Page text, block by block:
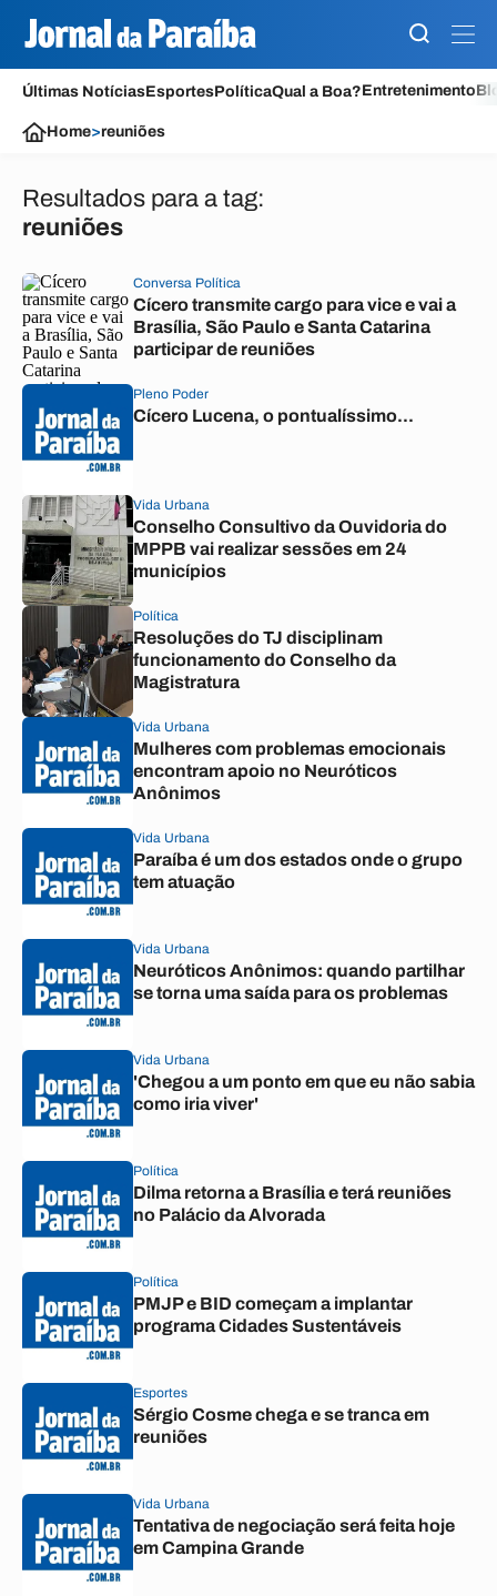
Últimas NotíciasEsportesPolíticaQual a Boa?Entretenimento
Home>reuniões
Resultados para a tag:
reuniões
Conversa Política
Cícero transmite cargo para vice e vai a
Brasília, São Paulo e Santa Catarina
participar de reuniões
Pleno Poder
Cícero Lucena, o pontualíssimo...
Vida Urbana
Conselho Consultivo da Ouvidoria do
MPPB vai realizar sessões em 24
municípios
Política
Resoluções do TJ disciplinam
funcionamento do Conselho da
Magistratura
Vida Urbana
Mulheres com problemas emocionais
encontram apoio no Neuróticos
Anônimos
Vida Urbana
Paraíba é um dos estados onde o grupo
tem atuação
Vida Urbana
Neuróticos Anônimos: quando partilhar
se torna uma saída para os problemas
Vida Urbana
'Chegou a um ponto em que eu não sabia
como iria viver'
Política
Dilma retorna a Brasília e terá reuniões
no Palácio da Alvorada
Política
PMJP e BID começam a implantar
programa Cidades Sustentáveis
Esportes
Sérgio Cosme chega e se tranca em
reuniões
Vida Urbana
Tentativa de negociação será feita hoje
em Campina Grande